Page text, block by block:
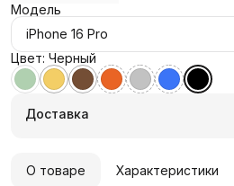
Модель
iPhone 16 Pro
Цвет: Черный
Доставка
О товаре Характеристики